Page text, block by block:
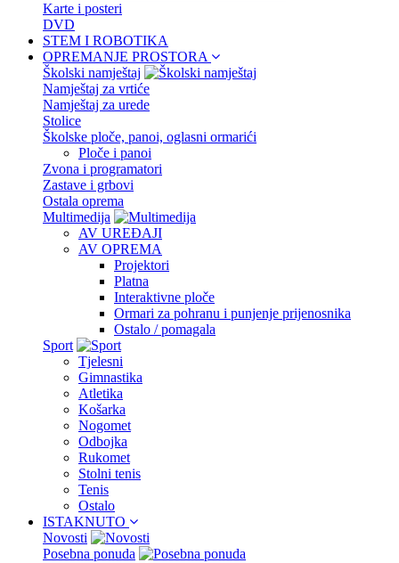
Karte i posteri
DVD
STEM I ROBOTIKA
OPREMANJE PROSTORA
Školski namještaj
Namještaj za vrtiće
Namještaj za urede
Stolice
Školske ploče, panoi, oglasni ormarići
Ploče i panoi
Zvona i programatori
Zastave i grbovi
Ostala oprema
Multimedija
AV UREĐAJI
AV OPREMA
Projektori
Platna
Interaktivne ploče
Ormari za pohranu i punjenje prijenosnika
Ostalo / pomagala
Sport
Tjelesni
Gimnastika
Atletika
Košarka
Nogomet
Odbojka
Rukomet
Stolni tenis
Tenis
Ostalo
ISTAKNUTO
Novosti
Posebna ponuda